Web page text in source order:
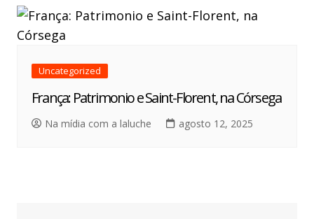
Uncategorized
França: Patrimonio e Saint-Florent, na Córsega
Na mídia com a laluche agosto 12, 2025